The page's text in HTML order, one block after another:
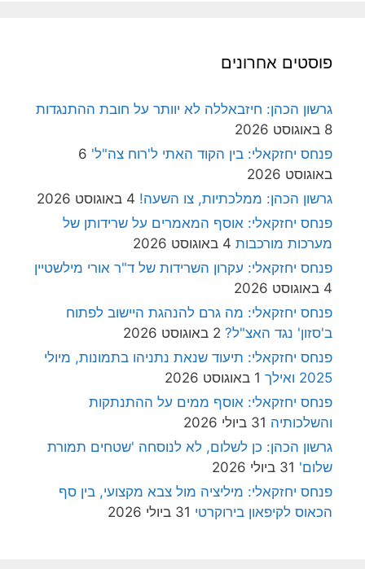
פוסטים אחרונים
גרשון הכהן: חיזבאללה לא יוותר על חובת ההתנגדות
8 באוגוסט 2026
פנחס יחזקאלי: בין הקוד האתי ל'רוח צה"ל' 6
באוגוסט 2026
גרשון הכהן: ממלכתיות, צו השעה! 4 באוגוסט 2026
פנחס יחזקאלי: אוסף המאמרים על שרידותן של
מערכות מורכבות 4 באוגוסט 2026
פנחס יחזקאלי: עקרון השרידות של ד"ר אורי מילשטיין
4 באוגוסט 2026
פנחס יחזקאלי: מה גרם להנהגת היישוב לפתוח
ב'סזון' נגד האצ"ל? 2 באוגוסט 2026
פנחס יחזקאלי: תיעוד שנאת נתניהו בתמונות, מיולי
2025 ואילך
1 באוגוסט 2026
פנחס יחזקאלי: אוסף ממים על ההתנתקות
והשלכותיה 31 ביולי 2026
גרשון הכהן: כן לשלום, לא לנוסחה 'שטחים תמורת
שלום' 31 ביולי 2026
פנחס יחזקאלי: מיליציה מול צבא מקצועי, בין סף
הכאוס לקיפאון בירוקרטי 31 ביולי 2026